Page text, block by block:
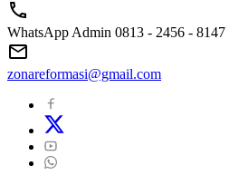
WhatsApp Admin 0813 - 2456 - 8147
zonareformasi@gmail.com